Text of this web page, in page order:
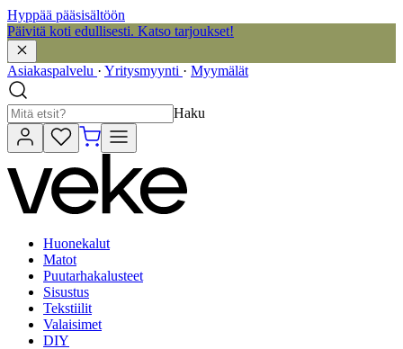
Hyppää pääsisältöön
Päivitä koti edullisesti. Katso tarjoukset!
Asiakaspalvelu · Yritysmyynti · Myymälät
Haku
Huonekalut
Matot
Puutarhakalusteet
Sisustus
Tekstiilit
Valaisimet
DIY